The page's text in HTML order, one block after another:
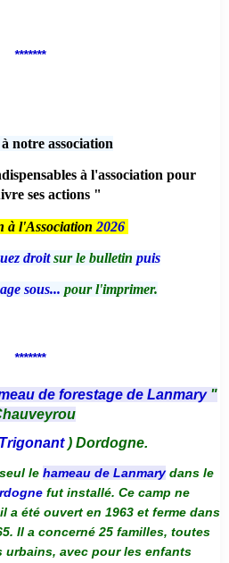
*******
notre association
à l'association pour
ses actions "
à l'Association 2026
droitsur le bulletin puis
sous... pour l'imprimer.
*******
de forestage de Lanmary "
) Dordogne.
le hameau de Lanmarydans le
fut installé. Ce camp ne
a été ouvert en 1963 et ferme dans
Il a concerné 25 familles, toutes
urbains, avec pour les enfants